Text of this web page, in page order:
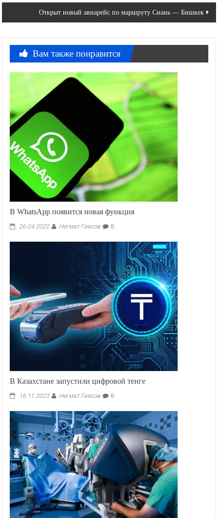
записямОткрыт новый авиарейс по маршруту Сиань — Бишкек
Вам также понравится
В WhatsApp появится новая функция
26.04.2022 Негмат Гиясов 0
В Казахстане запустили цифровой тенге
16.11.2023 Негмат Гиясов 0